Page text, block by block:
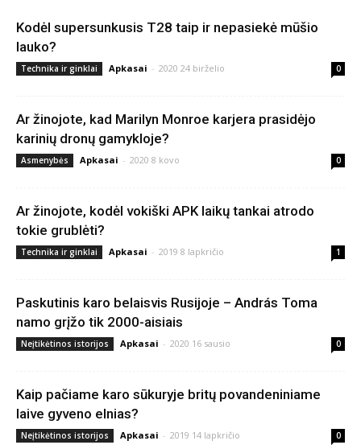
Kodėl supersunkusis T28 taip ir nepasiekė mūšio
lauko?
Technika ir ginklai Apkasai - 2020 24 birželio 0
Ar žinojote, kad Marilyn Monroe karjera prasidėjo
karinių dronų gamykloje?
Asmenybės Apkasai - 2020 8 kovo 0
Ar žinojote, kodėl vokiški APK laikų tankai atrodo
tokie grublėti?
Technika ir ginklai Apkasai - 2019 8 lapkričio 1
Paskutinis karo belaisvis Rusijoje – András Toma
namo grįžo tik 2000-aisiais
Neįtikėtinos istorijos Apkasai - 2020 16 sausio 0
Kaip pačiame karo sūkuryje britų povandeniniame
laive gyveno elnias?
Neįtikėtinos istorijos Apkasai - 2019 14 lapkričio 0